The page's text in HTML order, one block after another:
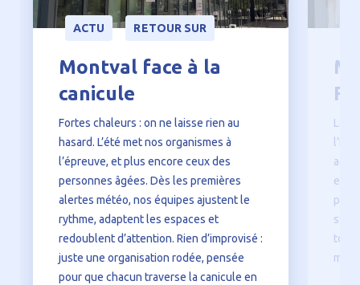
ACTU RETOUR SUR
Montval face à la
canicule
Fortes chaleurs : on ne laisse rien au
hasard. L’été met nos organismes à
l’épreuve, et plus encore ceux des
personnes âgées. Dès les premières
alertes météo, nos équipes ajustent le
rythme, adaptent les espaces et
redoublent d’attention. Rien d’improvisé :
juste une organisation rodée, pensée
pour que chacun traverse la canicule en
La
tout